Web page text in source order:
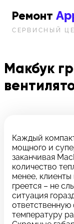
Ремонт
СЕРВИСНЫЙ
iPad
MacBook
Телефон:
+7 (812) 409-
Адрес:
8
Режим работы:
Макбук
Каждый
мощного и
заканчивая
количество
менее,
греется – не
ситуация
температуру